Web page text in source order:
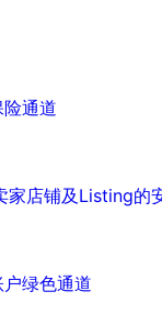
通道
家店铺及Listing的
绿色通道